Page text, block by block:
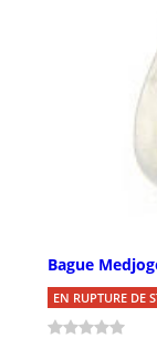
Bague
EN RUPTURE DE